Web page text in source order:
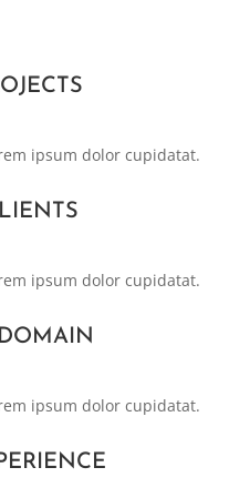
ipsum dolor cupidatat.
ipsum dolor cupidatat.
ipsum dolor cupidatat.